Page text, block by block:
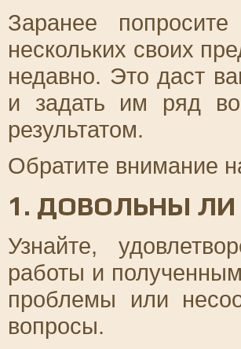
Заранее
нескольких своих
недавно. Это даст
и задать им ряд
результатом.
Обратите внимание
1. ДОВОЛЬНЫ
Узнайте,
работы и
проблемы или
вопросы.